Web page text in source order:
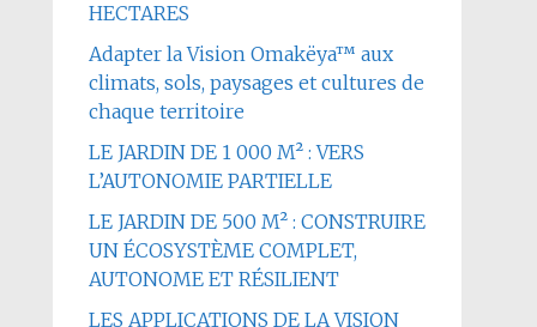
HECTARES
Adapter la Vision Omakëya™ aux
climats, sols, paysages et cultures de
chaque territoire
LE JARDIN DE 1 000 M² : VERS
L’AUTONOMIE PARTIELLE
LE JARDIN DE 500 M² : CONSTRUIRE
UN ÉCOSYSTÈME COMPLET,
AUTONOME ET RÉSILIENT
LES APPLICATIONS DE LA VISION